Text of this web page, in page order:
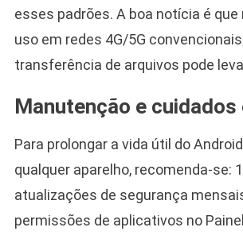
esses padrões. A boa notícia é que
uso em redes 4G/5G
transferência de arquivos pode
Manutenção e
Para prolongar a vida útil do
qualquer aparelho, recomenda-se:
atualizações de segurança
permissões de aplicativos no